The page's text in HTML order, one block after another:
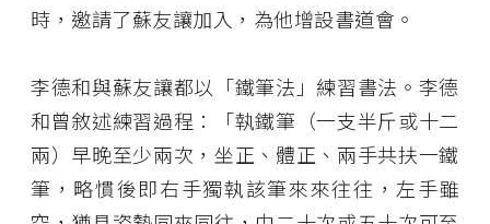
時，邀請了蘇友讓加入，為他增設書道會。
李德和與蘇友讓都以「鐵筆法」練習書法。李德
和曾敘述練習過程：「執鐵筆（一支半斤或十二
兩）早晚至少兩次，坐正、體正、兩手共扶一鐵
筆，略慣後即右手獨執該筆來來往往，左手雖